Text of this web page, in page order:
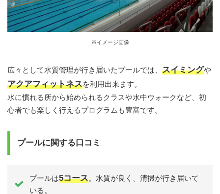
※イメージ画像
広々として水質管理が行き届いたプールでは、 スイミングや
アクアフィットネスを利用出来ます。
水に慣れる所から始められるクラスや水中ウォークなど、初
心者でも楽しく行えるプログラムも豊富です。
プールに関する口コミ
プールは5コース。水質が良く、清掃が行き届いて
いる。